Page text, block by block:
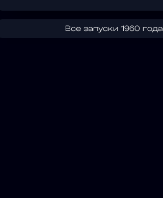
Все запуски 1960 года